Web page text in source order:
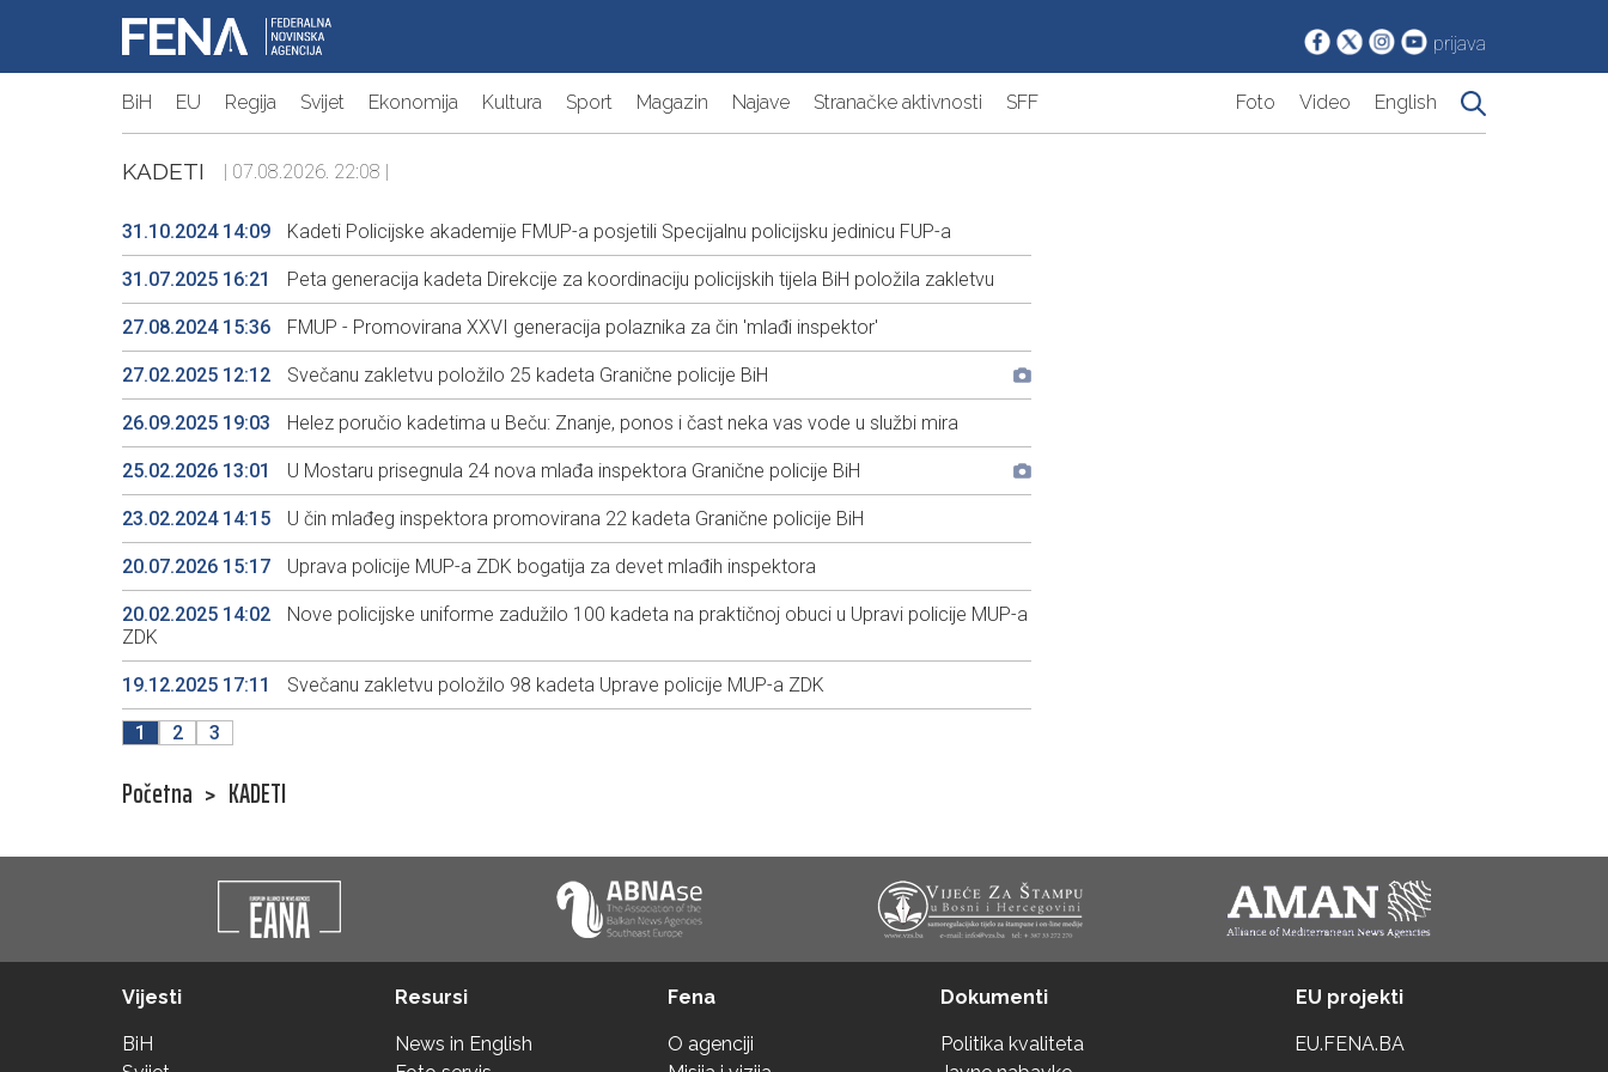
prijava
BiH EU Regija Svijet Ekonomija Kultura Sport Magazin Najave Stranačke aktivnosti SFF Foto Video English
KADETI | 07.08.2026. 22:08 |
31.10.2024 14:09 Kadeti Policijske akademije FMUP-a posjetili Specijalnu policijsku jedinicu FUP-a
31.07.2025 16:21 Peta generacija kadeta Direkcije za koordinaciju policijskih tijela BiH položila zakletvu
27.08.2024 15:36 FMUP - Promovirana XXVI generacija polaznika za čin 'mlađi inspektor'
27.02.2025 12:12 Svečanu zakletvu položilo 25 kadeta Granične policije BiH
26.09.2025 19:03 Helez poručio kadetima u Beču: Znanje, ponos i čast neka vas vode u službi mira
25.02.2026 13:01 U Mostaru prisegnula 24 nova mlađa inspektora Granične policije BiH
23.02.2024 14:15 U čin mlađeg inspektora promovirana 22 kadeta Granične policije BiH
20.07.2026 15:17 Uprava policije MUP-a ZDK bogatija za devet mlađih inspektora
20.02.2025 14:02
Nove policijske uniforme zadužilo 100 kadeta na praktičnoj obuci u Upravi policije MUP-a
ZDK
19.12.2025 17:11 Svečanu zakletvu položilo 98 kadeta Uprave policije MUP-a ZDK
1 2 3
Početna > KADETI
Vijesti
BiH
Resursi
News in English
Fena
O agenciji
Dokumenti
Politika kvaliteta
EU projekti
EU.FENA.BA